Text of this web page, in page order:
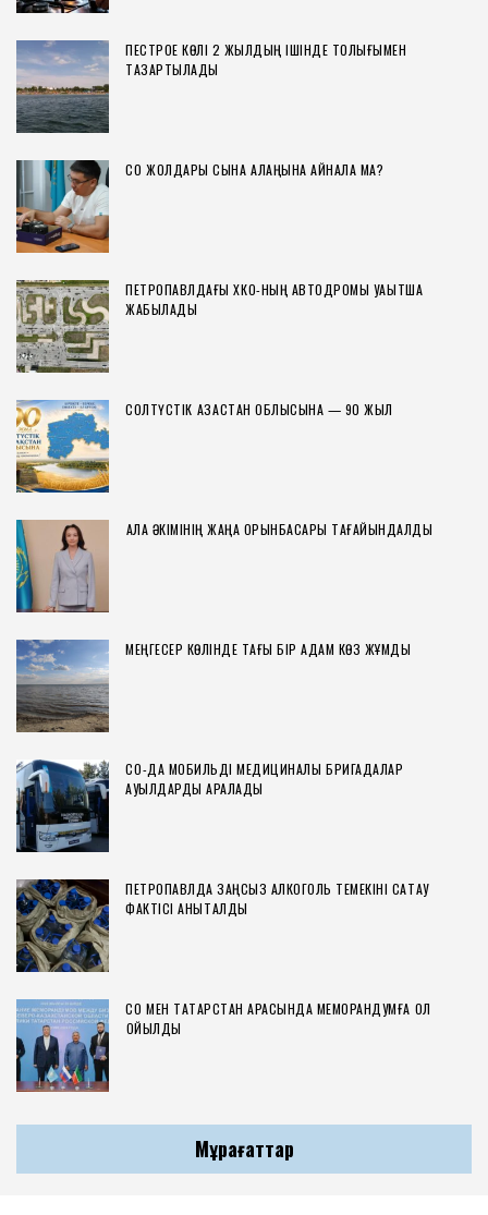
ПЕСТРОЕ КӨЛІ 2 ЖЫЛДЫҢ ІШІНДЕ ТОЛЫҒЫМЕН
ТАЗАРТЫЛАДЫ
СҚО ЖОЛДАРЫ СЫНАҚ АЛАҢЫНА АЙНАЛА МА?
ПЕТРОПАВЛДАҒЫ ХҚКО-НЫҢ АВТОДРОМЫ УАҚЫТША
ЖАБЫЛАДЫ
СОЛТҮСТІК ҚАЗАҚСТАН ОБЛЫСЫНА — 90 ЖЫЛ
ҚАЛА ӘКІМІНІҢ ЖАҢА ОРЫНБАСАРЫ ТАҒАЙЫНДАЛДЫ
МЕҢГЕСЕР КӨЛІНДЕ ТАҒЫ БІР АДАМ КӨЗ ЖҰМДЫ
СҚО-ДА МОБИЛЬДІ МЕДИЦИНАЛЫҚ БРИГАДАЛАР
АУЫЛДАРДЫ АРАЛАДЫ
ПЕТРОПАВЛДА ЗАҢСЫЗ АЛКОГОЛЬ ТЕМЕКІНІ САҚТАУ
ФАКТІСІ АНЫҚТАЛДЫ
СҚО МЕН ТАТАРСТАН АРАСЫНДА МЕМОРАНДУМҒА ҚОЛ
ҚОЙЫЛДЫ
Мұрағаттар